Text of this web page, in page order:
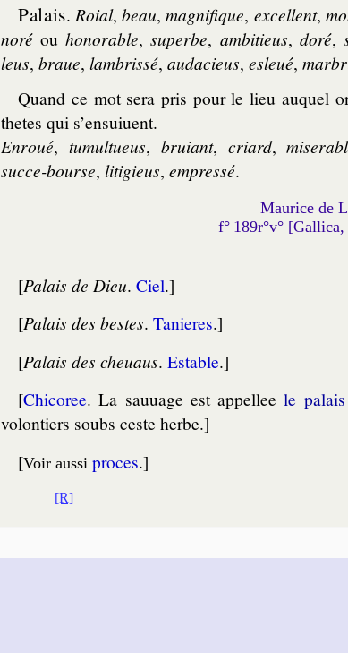
Palais.Roial,beau,ma­gni­fique, excel­lent,
no­réouho­no­rable,su­perbe, am­bi­tieus, do­ré,
leus, braue, lam­bris­sé, au­da­cieus, esle­ué,
Quand ce mot sera pris pour le lieu auquel
thetes qui s’ensuiuent.
Enroué, tu­mul­tueus, bruiant, criard,
succe-bourse, li­ti­gieus, em­pres­sé.
Maurice de
f° 189r°v°
[Palais de Dieu.Ciel.]
[Palais des bestes.Ta­nieres.]
[Palais des cheuaus.Estable.]
[Chicoree. La sau­uage est appel­leele
volon­tiers soubs ceste herbe.]
[Voir aussi proces.]
[R]